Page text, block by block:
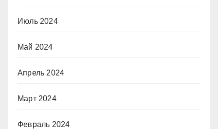
Июль 2024
Май 2024
Апрель 2024
Март 2024
Февраль 2024